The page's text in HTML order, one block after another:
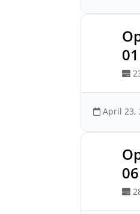
01
April 23,
06